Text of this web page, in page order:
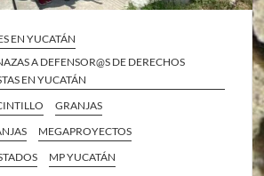
EN YUCATÁN
A DEFENSOR@S DE DERECHOS
EN YUCATÁN
GRANJAS
MEGAPROYECTOS
MP YUCATÁN